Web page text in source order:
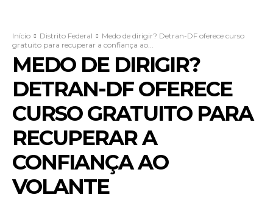
Início Distrito Federal
Medo de dirigir? Detran-DF oferece curso
gratuito para recuperar a confiança ao...
MEDO DE DIRIGIR?
DETRAN-DF OFERECE
CURSO GRATUITO PARA
RECUPERAR A
CONFIANÇA AO
VOLANTE